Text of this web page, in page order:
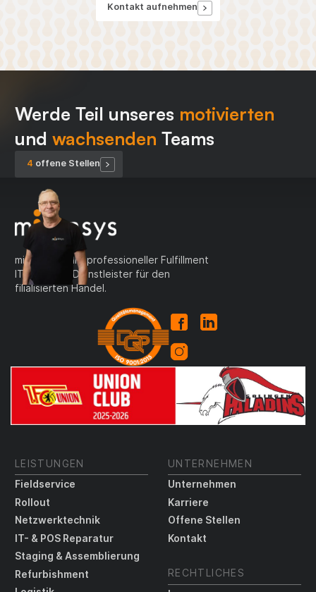
Kontakt aufnehmen
Werde Teil unseres motivierten
und wachsenden Teams
4 offene Stellen
migrasys ist Ihr professioneller Fulfillment
IT Service - Dienstleister für den
filialisierten Handel.
LEISTUNGEN
Fieldservice
Rollout
Netzwerktechnik
IT- & POS Reparatur
Staging & Assemblierung
Refurbishment
UNTERNEHMEN
Unternehmen
Karriere
Offene Stellen
Kontakt
RECHTLICHES